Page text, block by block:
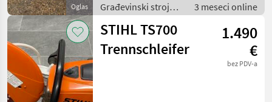
Oglas
Građevinski strojevi
/ Mali građevinski
strojevi
3 meseci online
STIHL TS700
Trennschleifer
1.490
€
bez PDV-a